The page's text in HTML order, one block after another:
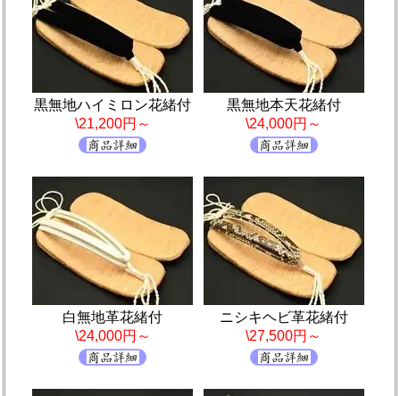
黒無地ハイミロン花緒付
\21,200円～
黒無地本天花緒付
\24,000円～
白無地革花緒付
\24,000円～
ニシキヘビ革花緒付
\27,500円～